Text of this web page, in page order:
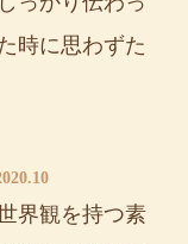
時に思わずた
界観を持つ素